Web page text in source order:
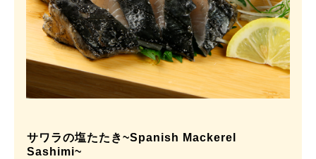
サワラの塩たたき~Spanish Mackerel
Sashimi~